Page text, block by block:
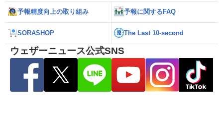
予報精度向上の取り組み 予報に関するFAQ
SORASHOP The Last 10-second
ウェザーニュース公式SNS